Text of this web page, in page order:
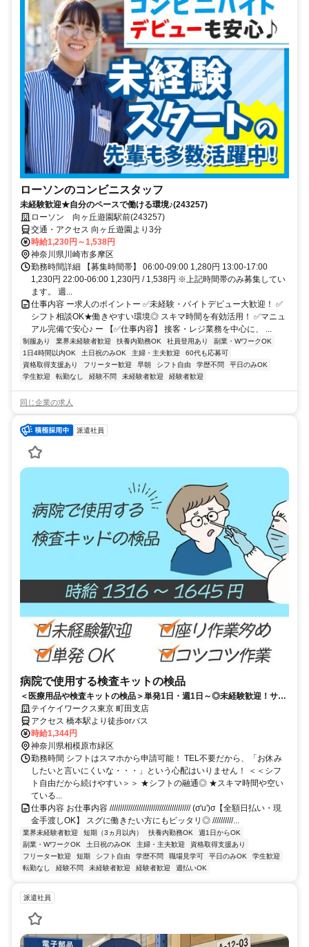
ローソンのコンビニスタッフ
未経験歓迎★自分のペースで働ける環境♪(243257)
ローソン 向ヶ丘遊園駅前(243257)
交通・アクセス 向ヶ丘遊園より3分
時給1,230円～1,538円
神奈川県川崎市多摩区
勤務時間詳細 【募集時間帯】 06:00-09:00 1,280円 13:00-17:00
1,230円 22:00-06:00 1,230円 / 1,538円 ※上記時間帯のみ募集してい
ます。 週...
仕事内容 ー求人のポイントー ✅未経験・バイトデビュー大歓迎！ ✅
シフト相談OK★働きやすい環境◎ スキマ時間を有効活用！ ✅マニュ
アル完備で安心♪ ー 【✅仕事内容】 接客・レジ業務を中心に、 ...
制服あり 業界未経験者歓迎 扶養内勤務OK 社員登用あり
副業・WワークOK
1日4時間以内OK
土日祝のみOK 主婦・主夫歓迎
60代も応募可
資格取得支援あり
フリーター歓迎 早朝 シフト自由 学歴不問
平日のみOK
学生歓迎
転勤なし 経験不問 未経験者歓迎 経験者歓迎
同じ企業の求人
派遣社員
病院で使用する検査キットの検品
＜医療用品や検査キットの検品＞単発1日・週1日～◎未経験歓迎！サク
ッと登録！扶養内・WワークOK！日払い♪
テイケイワークス東京 町田支店
アクセス 橋本駅より徒歩orバス
時給1,344円
神奈川県相模原市緑区
勤務時間 シフトはスマホから申請可能！ TEL不要だから、「お休み
したいと言いにくいな・・・」という心配はいりません！ ＜＜シフ
ト自由だから続けやすい＞＞ ★シフトの融通◎ ★スキマ時間や空い
ている...
仕事内容 お仕事内容 /////////////////////////////////////// (σ'u')σ【全額日払い・現
金手渡しOK】 スグに働きたい方にもピッタリ◎ //////////...
業界未経験者歓迎 短期（3ヵ月以内） 扶養内勤務OK
週1日からOK
副業・WワークOK
土日祝のみOK 主婦・主夫歓迎
資格取得支援あり
フリーター歓迎
短期 シフト自由 学歴不問 職場見学可 平日のみOK
学生歓迎
転勤なし
経験不問 未経験者歓迎 経験者歓迎 週払いOK
派遣社員